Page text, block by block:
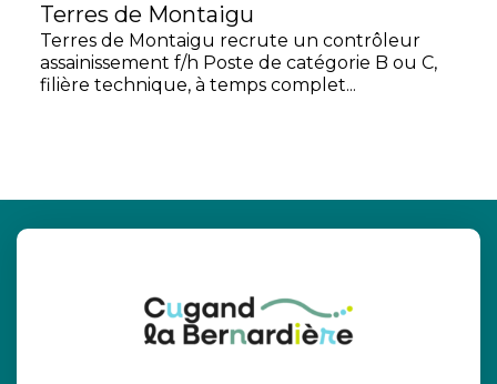
Terres de Montaigu
Terres de Montaigu recrute un contrôleur
assainissement f/h Poste de catégorie B ou C,
filière technique, à temps complet...